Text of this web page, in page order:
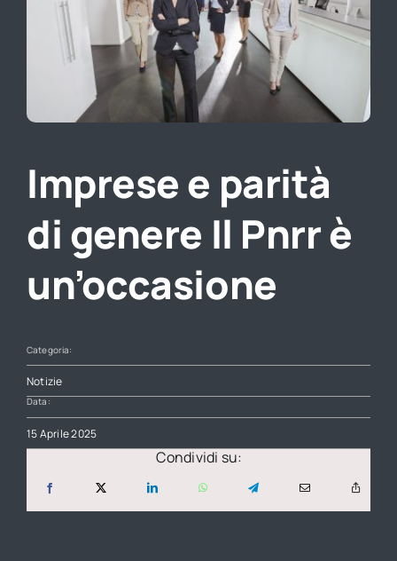
Direzione lavoro
Imprese e parità
di genere Il Pnrr è
un’occasione
Categoria:
Notizie
Data:
15 Aprile 2025
Condividi su: